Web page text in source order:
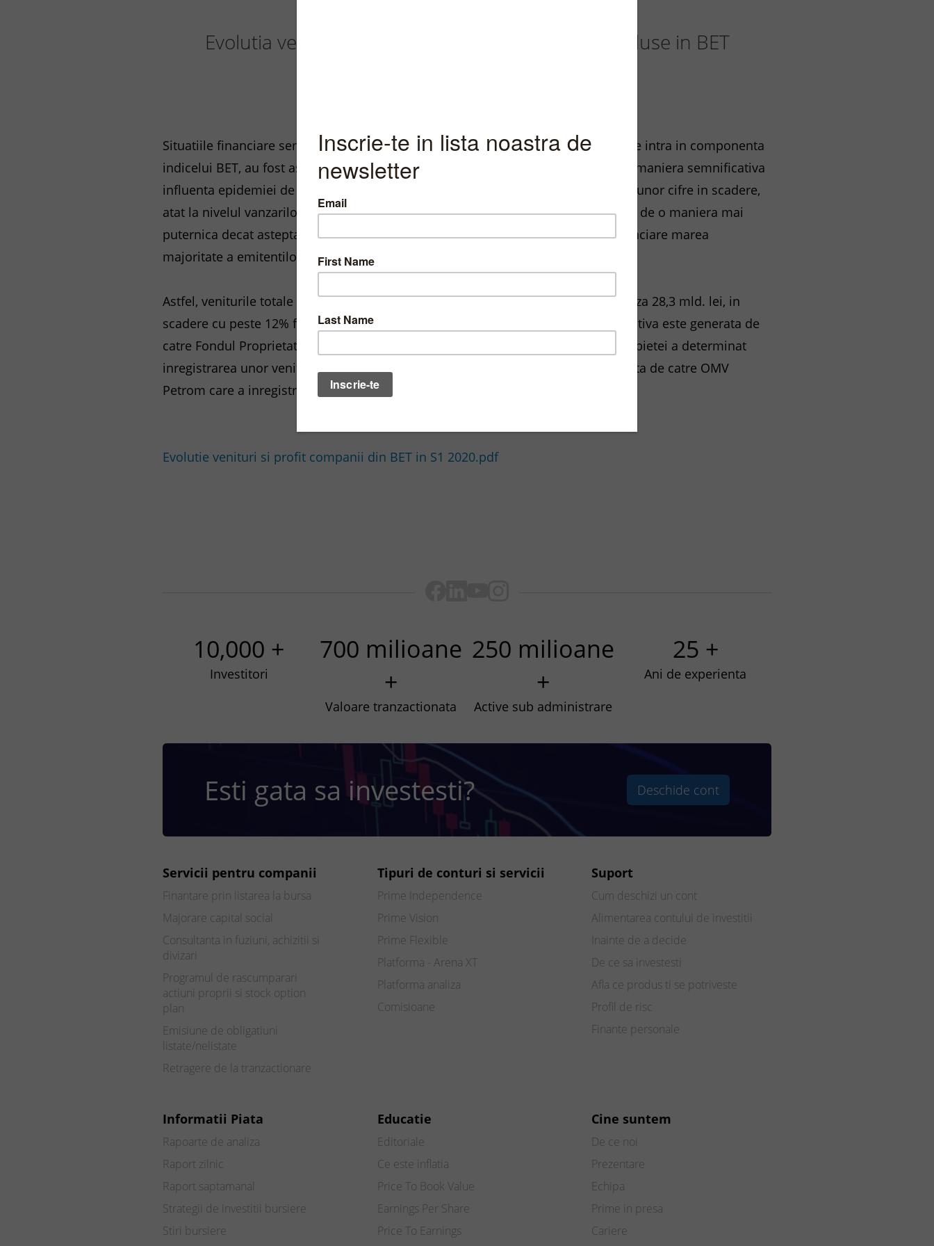
Evolutia veniturilor si a profiturilor companiilor incluse in BET
Situatiile financiare semestriale, publicate in ultima perioada de catre emitentii ce intra in componenta
indicelui BET, au fost asteptate cu un interes deosebit, intrucat ele reflecta intr-o maniera semnificativa
influenta epidemiei de COVID-19 asupra activitatii acestor companii. Previziunile unor cifre in scadere,
atat la nivelul vanzarilor cat mai ales al profitabilitatii, au fost confirmate. Insa nu de o maniera mai
puternica decat asteptarile pietei, astfel incat ulterior momentul anunturilor financiare marea
majoritate a emitentilor, au cunoscut cresteri.
Astfel, veniturile totale ale celor saptesprezece emitenti din indicele BET totalizeaza 28,3 mld. lei, in
scadere cu peste 12% fata de perioada aferenta anului trecut. Influenta semnificativa este generata de
catre Fondul Proprietatea in cazul careia evaluarea activelor detinute la preturile pietei a determinat
inregistrarea unor venituri negative. O alta influenta importanta a fost determinata de catre OMV
Petrom care a inregistrat o cifra de afaceri mai mica cu circa 1.15 mld lei.
Evolutie venituri si profit companii din BET in S1 2020.pdf
10,000 +
Investitori
700 milioane
+
Valoare tranzactionata
250 milioane
+
Active sub administrare
25 +
Ani de experienta
Esti gata sa investesti? Deschide cont
Servicii pentru companii
Finantare prin listarea la bursa
Majorare capital social
Consultanta in fuziuni, achizitii si
divizari
Programul de rascumparari
actiuni proprii si stock option
plan
Emisiune de obligatiuni
listate/nelistate
Retragere de la tranzactionare
Tipuri de conturi si servicii
Prime Independence
Prime Vision
Prime Flexible
Platforma - Arena XT
Platforma analiza
Comisioane
Suport
Cum deschizi un cont
Alimentarea contului de investitii
Inainte de a decide
De ce sa investesti
Afla ce produs ti se potriveste
Profil de risc
Finante personale
Informatii Piata
Rapoarte de analiza
Raport zilnic
Raport saptamanal
Strategii de investitii bursiere
Stiri bursiere
Educatie
Editoriale
Ce este inflatia
Price To Book Value
Earnings Per Share
Price To Earnings
Cine suntem
De ce noi
Prezentare
Echipa
Prime in presa
Cariere